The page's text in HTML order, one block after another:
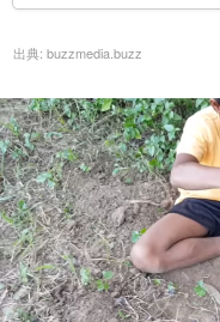
出典: buzzmedia.buzz